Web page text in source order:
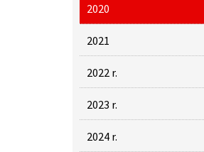
2020
2021
2022 r.
2023 r.
2024 r.